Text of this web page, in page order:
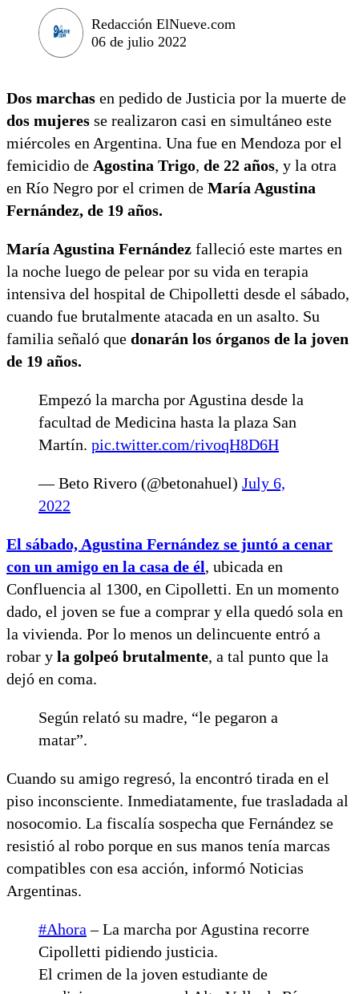
Redacción ElNueve.com
06 de julio 2022
Dos marchas en pedido de Justicia por la muerte de
dos mujeres se realizaron casi en simultáneo este
miércoles en Argentina. Una fue en Mendoza por el
femicidio de Agostina Trigo, de 22 años, y la otra
en Río Negro por el crimen de María Agustina
Fernández, de 19 años.
María Agustina Fernández falleció este martes en
la noche luego de pelear por su vida en terapia
intensiva del hospital de Chipolletti desde el sábado,
cuando fue brutalmente atacada en un asalto. Su
familia señaló que donarán los órganos de la joven
de 19 años.
Empezó la marcha por Agustina desde la
facultad de Medicina hasta la plaza San
Martín. pic.twitter.com/rivoqH8D6H
— Beto Rivero (@betonahuel) July 6,
2022
El sábado, Agustina Fernández se juntó a cenar
con un amigo en la casa de él, ubicada en
Confluencia al 1300, en Cipolletti. En un momento
dado, el joven se fue a comprar y ella quedó sola en
la vivienda. Por lo menos un delincuente entró a
robar y la golpeó brutalmente, a tal punto que la
dejó en coma.
Según relató su madre, “le pegaron a
matar”.
Cuando su amigo regresó, la encontró tirada en el
piso inconsciente. Inmediatamente, fue trasladada al
nosocomio. La fiscalía sospecha que Fernández se
resistió al robo porque en sus manos tenía marcas
compatibles con esa acción, informó Noticias
Argentinas.
#Ahora – La marcha por Agustina recorre
Cipolletti pidiendo justicia.
El crimen de la joven estudiante de